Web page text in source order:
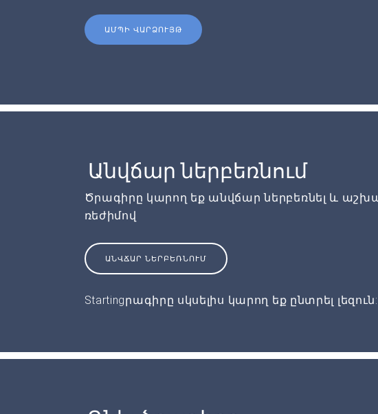
ԱՄՊԻ ՎԱՐՁՈՒՅԹ
Անվճար ներբեռնում
Ծրագիրը կարող եք անվճար ներբեռնել և
ռեժիմով
ԱՆՎՃԱՐ ՆԵՐԲԵՌՆՈՒՄ
Startingրագիրը սկսելիս կարող եք ընտրել լեզուն: